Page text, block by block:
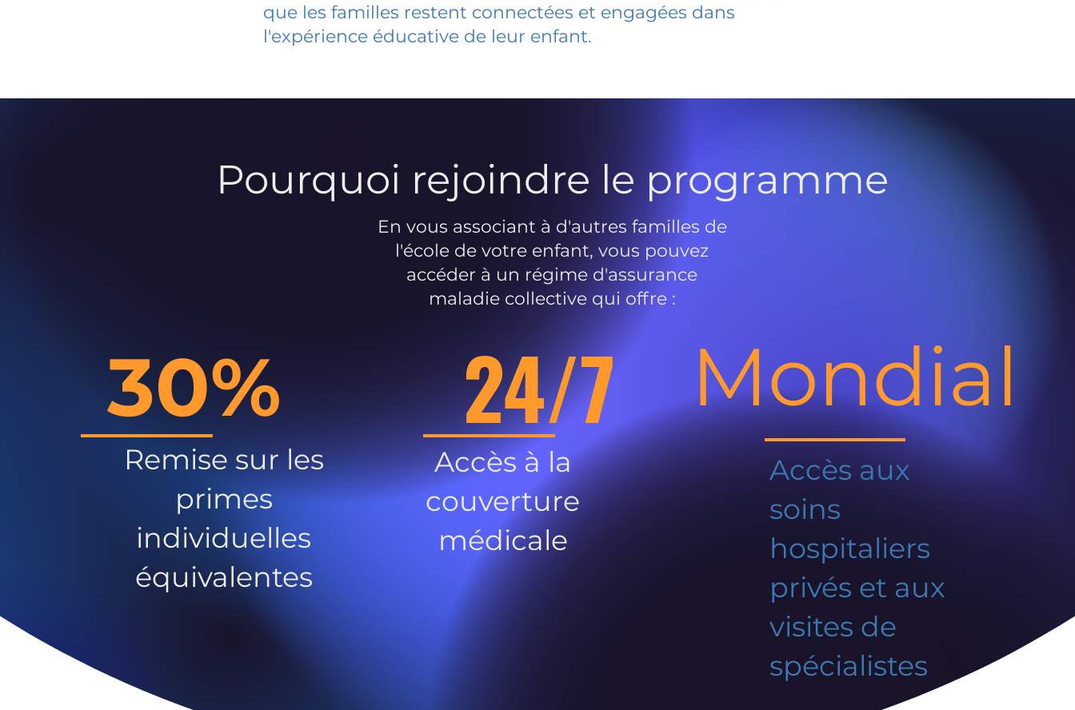
que les familles restent connectées et engagées dans
l'expérience éducative de leur enfant.
Pourquoi rejoindre le programme
En vous associant à d'autres familles de
l'école de votre enfant, vous pouvez
accéder à un régime d'assurance
maladie collective qui offre :
30%
Remise sur les
primes
individuelles
équivalentes
24/7
Accès à la
couverture
médicale
Mondial
Accès aux
soins
hospitaliers
privés et aux
visites de
spécialistes